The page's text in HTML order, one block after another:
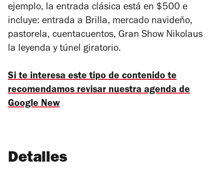
ejemplo, la entrada clásica está en $500 e
incluye: entrada a Brilla, mercado navideño,
pastorela, cuentacuentos, Gran Show Nikolaus
la leyenda y túnel giratorio.
Si te interesa este tipo de contenido te
recomendamos revisar nuestra agenda de
Google New
Detalles